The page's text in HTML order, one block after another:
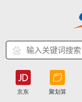
京东 聚划算